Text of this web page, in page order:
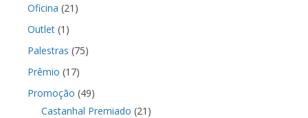
Oficina (21)
Outlet(1)
Palestras (75)
Prêmio (17)
Promoção (49)
Castanhal Premiado (21)